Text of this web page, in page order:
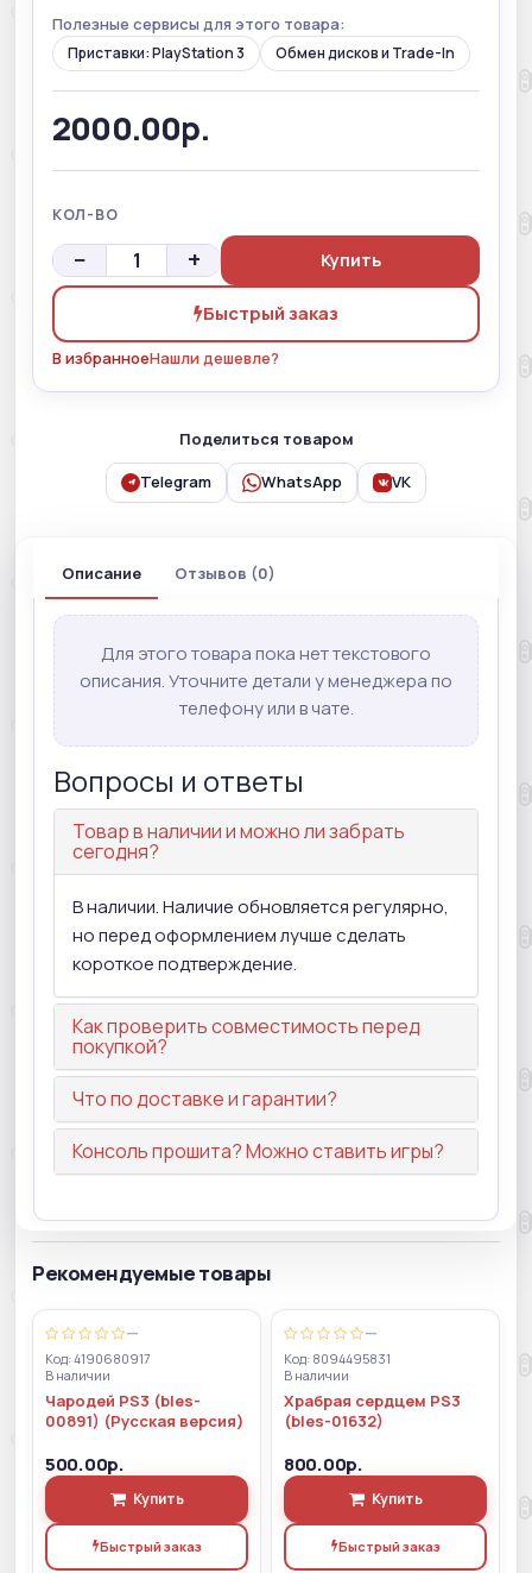
Полезные сервисы для этого товара:
Приставки: PlayStation 3 Обмен дисков и Trade-In
2000.00р.
КОЛ-ВО
− + Купить
Быстрый заказ
В избранноеНашли дешевле?
Поделиться товаром
Telegram WhatsApp VK
Описание Отзывов (0)
Для этого товара пока нет текстового
описания. Уточните детали у менеджера по
телефону или в чате.
Вопросы и ответы
Товар в наличии и можно ли забрать
сегодня?
В наличии. Наличие обновляется регулярно,
но перед оформлением лучше сделать
короткое подтверждение.
Как проверить совместимость перед
покупкой?
Что по доставке и гарантии?
Консоль прошита? Можно ставить игры?
Рекомендуемые товары
—
Код: 4190680917
В наличии
Чародей PS3 (bles-
00891) (Русская версия)
500.00р.
Купить
Быстрый заказ
—
Код: 8094495831
В наличии
Храбрая сердцем PS3
(bles-01632)
800.00р.
Купить
Быстрый заказ